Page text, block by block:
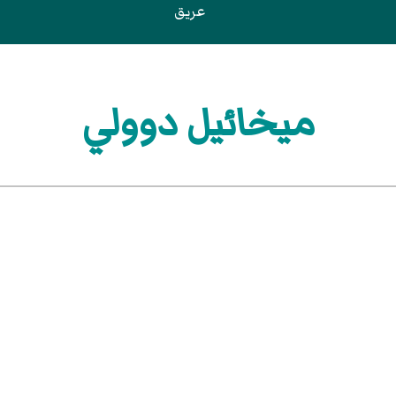
عريق
ميخائيل دوولي